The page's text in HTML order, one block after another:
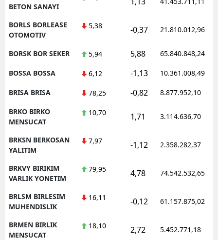
BETON SANAYI
BORLS BORLEASE
OTOMOTIV
5,38 -0,37 21.810.012,96
BORSK BOR SEKER 5,94 5,88 65.840.848,24
BOSSA BOSSA 6,12 -1,13 10.361.008,49
BRISA BRISA 78,25 -0,82 8.877.952,10
BRKO BIRKO
MENSUCAT
10,70 1,71 3.114.636,70
BRKSN BERKOSAN
YALITIM
7,97 -1,12 2.358.282,37
BRKVY BIRIKIM
VARLIK YONETIM
79,95 4,78 74.542.532,65
BRLSM BIRLESIM
MUHENDISLIK
16,11 -0,12 61.157.875,02
BRMEN BIRLIK
MENSUCAT
18,10 2,72 5.452.771,18